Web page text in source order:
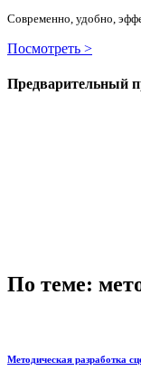
Современно, удобно,
Посмотреть >
Предварительный
По теме:
Методическая